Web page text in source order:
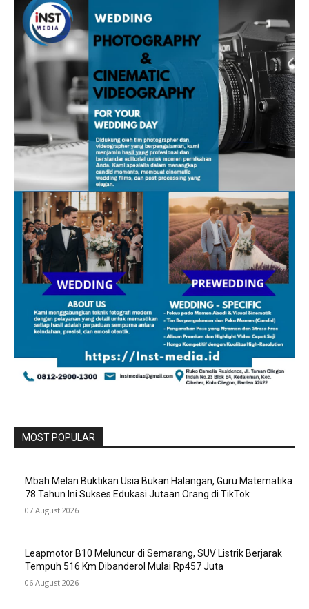
MOST POPULAR
Mbah Melan Buktikan Usia Bukan Halangan, Guru Matematika
78 Tahun Ini Sukses Edukasi Jutaan Orang di TikTok
07 August 2026
Leapmotor B10 Meluncur di Semarang, SUV Listrik Berjarak
Tempuh 516 Km Dibanderol Mulai Rp457 Juta
06 August 2026